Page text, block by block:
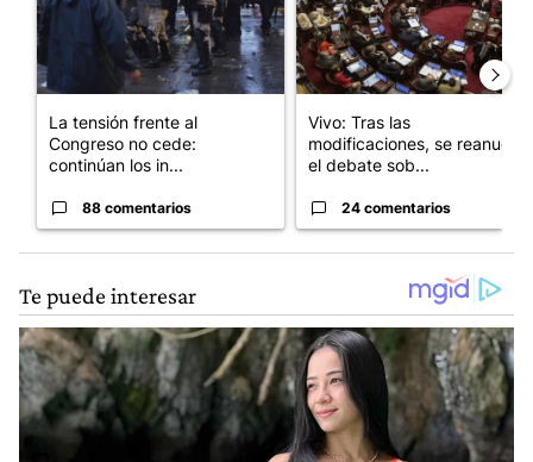
La tensión frente al
Congreso no cede:
continúan los in...
88 comentarios
Vivo: Tras las
modificaciones, se reanudó
el debate sob...
24 comentarios